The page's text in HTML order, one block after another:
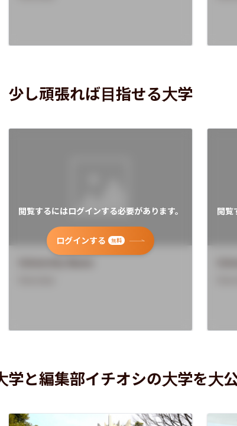
少し頑張れば目指せる大学
閲覧するにはログインする必要があります。
ログインする 無料
閲覧
学と編集部イチオシの大学を大